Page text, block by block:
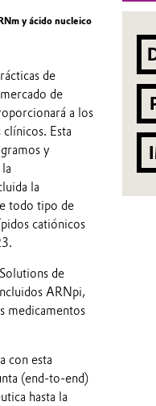
y ácido nucleico
de
de
a los
Esta
y
la
todo tipo de
catiónicos
de
ARNpi,
medicamentos
con esta
(end-to-end)
hasta la